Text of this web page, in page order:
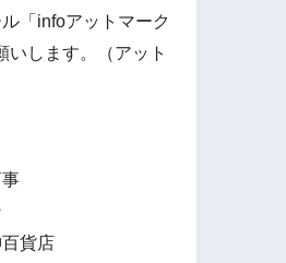
「infoアットマーク
いします。（アット
貨店